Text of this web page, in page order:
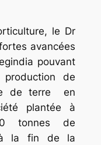
le Dr
avancées
pouvant
de
de terre en
plantée à
tonnes de
à la fin de la